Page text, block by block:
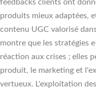
feedbacks clients ont
produits mieux adaptées,
contenu UGC valorisé
montre que les stratégies
réaction aux crises ; elles
produit, le marketing et
vertueux. L'exploitation